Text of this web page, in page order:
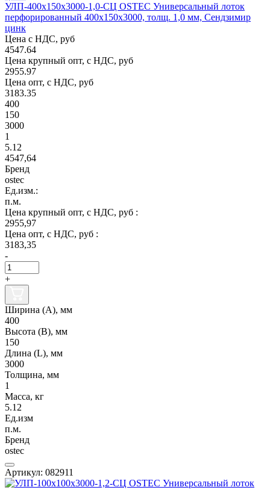
УЛП-400х150х3000-1,0-СЦ OSTEC Универсальный лоток
перфорированный 400х150х3000, толщ. 1,0 мм, Сендзимир
цинк
Цена с НДС, руб
4547.64
Цена крупный опт, с НДС, руб
2955.97
Цена опт, с НДС, руб
3183.35
400
150
3000
1
5.12
4547,64
Бренд
ostec
Ед.изм.:
п.м.
Цена крупный опт, с НДС, руб :
2955,97
Цена опт, с НДС, руб :
3183,35
-
+
Ширина (А), мм
400
Высота (В), мм
150
Длина (L), мм
3000
Толщина, мм
1
Масса, кг
5.12
Ед.изм
п.м.
Бренд
ostec
Артикул: 082911